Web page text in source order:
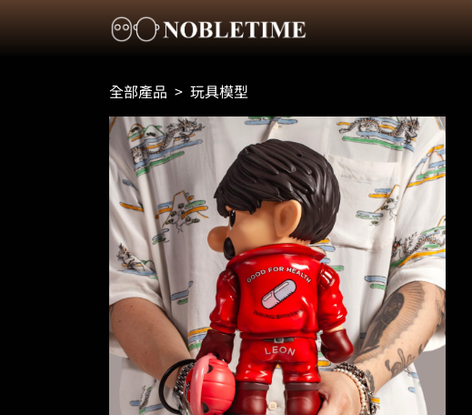
全部產品 > 玩具模型